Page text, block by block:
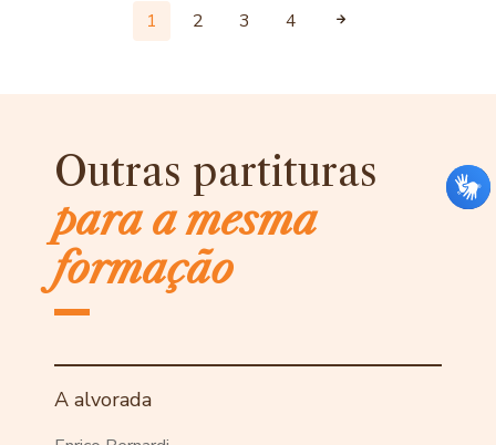
1 2 3 4
Outras partituras
para a mesma
formação
A alvorada